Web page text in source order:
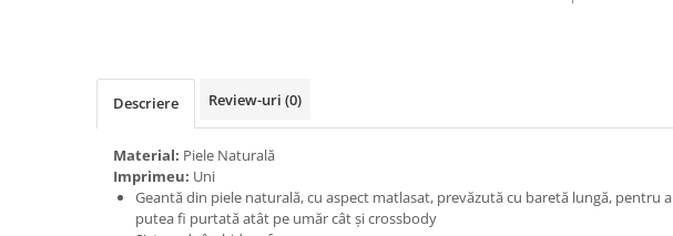
Descriere Review-uri (0)
Material: Piele Naturală
Imprimeu: Uni
Geantă din piele naturală, cu aspect matlasat, prevăzută cu baretă lungă, pentru a
putea fi purtată atât pe umăr cât și crossbody